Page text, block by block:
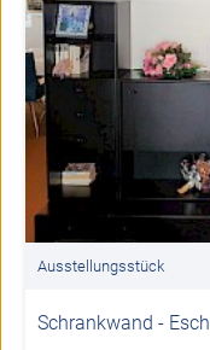
Ausstellungsstück
Schrankwand -